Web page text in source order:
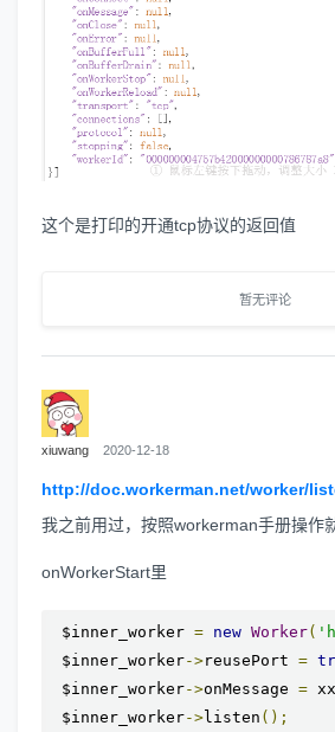
这个是打印的开通tcp协议的返回值
暂无评论
xiuwang 2020-12-18
http://doc.workerman.net/worker/
我之前用过，按照workerman手册操作
onWorkerStart里
$inner_worker = new Worker(
$inner_worker->reusePort =
$inner_worker->onMessage =
$inner_worker->listen ();